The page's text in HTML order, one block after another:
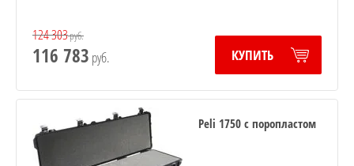
124 303руб.
116 783 руб. КУПИТЬ
Peli 1750 с поропластом